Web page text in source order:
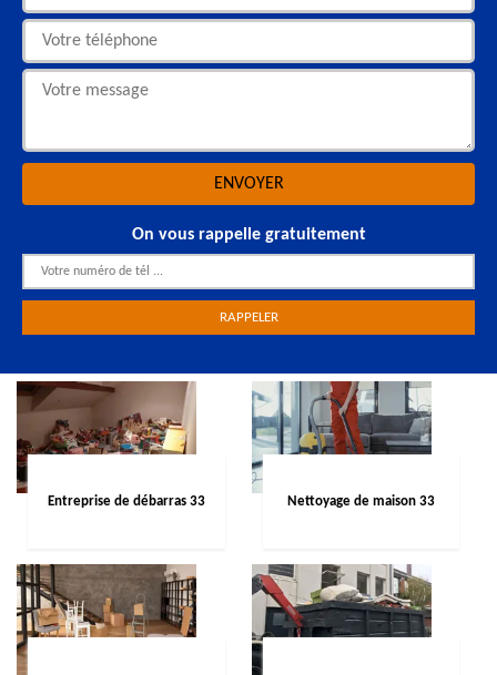
On vous rappelle gratuitement
Entreprise de débarras 33 Nettoyage de maison 33